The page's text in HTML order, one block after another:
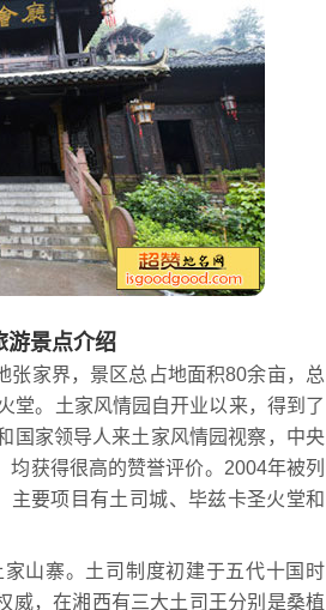
游景点介绍
家界，景区总占地面积80余亩，总
堂。土家风情园自开业以来，得到了
国家领导人来土家风情园视察，中央
获得很高的赞誉评价。2004年被列
主要项目有土司城、毕兹卡圣火堂和
山寨。土司制度初建于五代十国时
威，在湘西有三大土司王分别是桑植